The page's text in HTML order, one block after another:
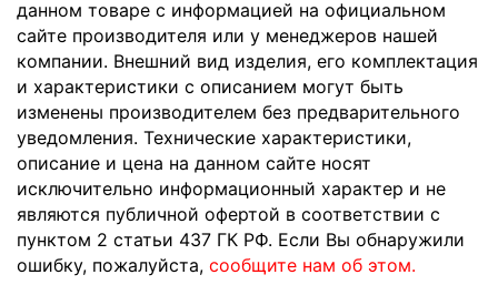
данном товаре с информацией на официальном
сайте производителя или у менеджеров нашей
компании. Внешний вид изделия, его комплектация
и характеристики с описанием могут быть
изменены производителем без предварительного
уведомления. Технические характеристики,
описание и цена на данном сайте носят
исключительно информационный характер и не
являются публичной офертой в соответствии с
пунктом 2 статьи 437 ГК РФ. Если Вы обнаружили
ошибку, пожалуйста, сообщите нам об этом.